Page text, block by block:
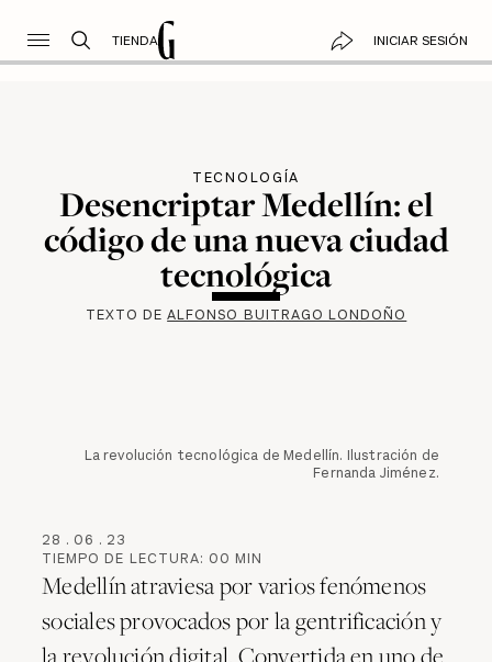
TIENDA INICIAR SESIÓN
TECNOLOGÍA
Desencriptar Medellín: el
código de una nueva ciudad
tecnológica
TEXTO DEALFONSO BUITRAGO LONDOÑO
La revolución tecnológica de Medellín. Ilustración de
Fernanda Jiménez.
28 . 06 . 23
TIEMPO DE LECTURA: 00 MIN
Medellín atraviesa por varios fenómenos
sociales provocados por la gentrificación y
la revolución digital. Convertida en uno de